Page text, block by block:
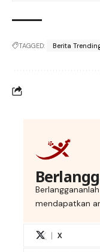
TAGGED: Berita
mendapatkan
X